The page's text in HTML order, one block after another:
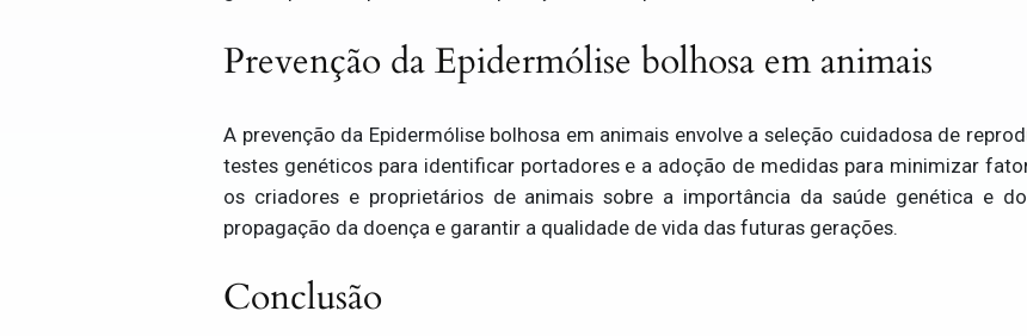
Prevenção da Epidermólise bolhosa em animais
A prevenção da Epidermólise bolhosa em animais envolve a seleção cuidadosa de
testes genéticos para identificar portadores e a adoção de medidas para minimizar
os criadores e proprietários de animais sobre a importância da saúde genética e
propagação da doença e garantir a qualidade de vida das futuras gerações.
Conclusão